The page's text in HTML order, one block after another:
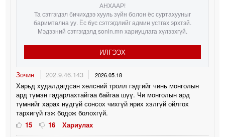
АНХААР!
Та сэтгэгдэл бичихдээ хууль зүйн болон ёс суртахууныг
баримтална уу. Ёс бус сэтгэгдлийг админ устгах эрхтэй.
Мэдээний сэтгэгдэлд sonin.mn хариуцлага хүлээхгүй.
ИЛГЭЭХ
Зочин 202.9.46.143 2026.05.18
Харьд худалдагдсан хөлсний тролл гэдгийг чинь монголын
ард түмэн гадарлахтайгаа байгаа шүү. Чи монголын ард
түмнийг харах нүдгүй сонсох чихгүй ярих хэлгүй ойлгох
тархигүй гэж бодож болохгүй.
15
16
Хариулах